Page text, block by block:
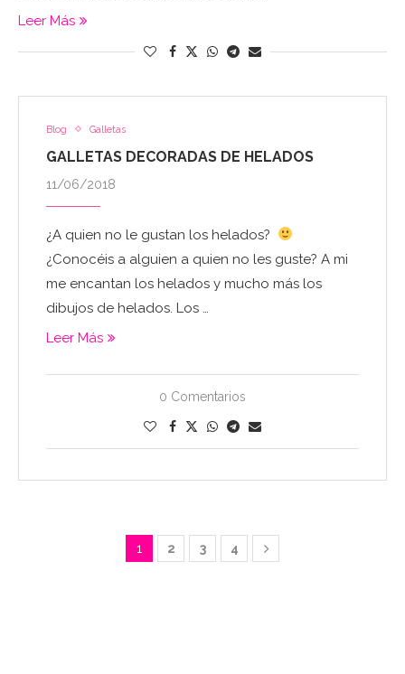
Leer Más
Blog Galletas
GALLETAS DECORADAS DE HELADOS
11/06/2018
¿A quien no le gustan los helados?
¿Conocéis a alguien a quien no les guste? A mi
me encantan los helados y mucho más los
dibujos de helados. Los …
Leer Más
0 Comentarios
1 2 3 4